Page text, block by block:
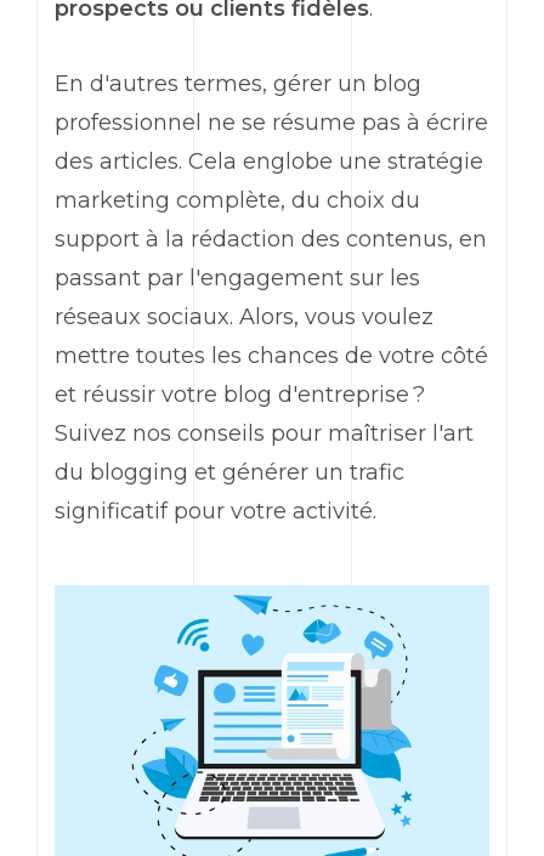
prospects ou clients fidèles.
En d'autres termes, gérer un blog
professionnel ne se résume pas à écrire
des articles. Cela englobe une stratégie
marketing complète, du choix du
support à la rédaction des contenus, en
passant par l'engagement sur les
réseaux sociaux. Alors, vous voulez
mettre toutes les chances de votre côté
et réussir votre blog d'entreprise ?
Suivez nos conseils pour maîtriser l'art
du blogging et générer un trafic
significatif pour votre activité.